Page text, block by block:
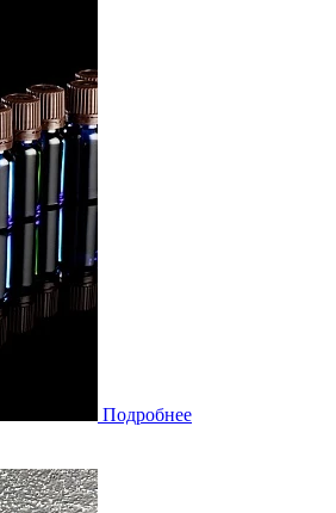
Подробнее